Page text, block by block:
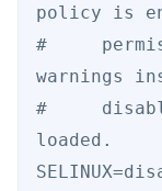
policy is
#
warnings
#
loaded.